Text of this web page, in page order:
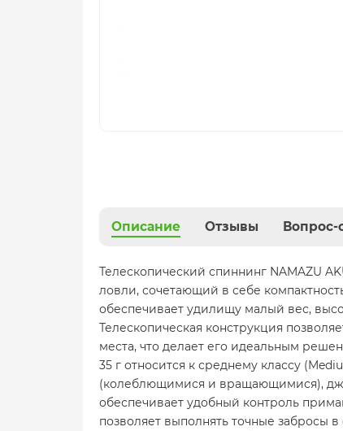
Описание Отзывы Вопрос-
Телескопический спиннинг NAMAZU
ловли, сочетающий в себе
обеспечивает удилищу малый вес,
Телескопическая конструкция
места, что делает его идеальным
35 г относится к среднему классу
(колеблющимися и вращающимися),
обеспечивает удобный контроль
позволяет выполнять точные забросы